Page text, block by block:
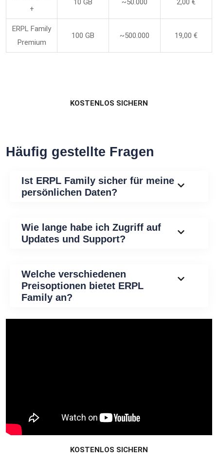
+
10 GB ~50.000 2,00 €
ERPL Family
Premium
100 GB ~500.000 19,00 €
KOSTENLOS SICHERN
Häufig gestellte Fragen
Ist ERPL Family sicher für meine
persönlichen Daten?
Wie lange habe ich Zugriff auf
Updates und Support?
Welche verschiedenen
Preisoptionen bietet ERPL
Family an?
KOSTENLOS SICHERN